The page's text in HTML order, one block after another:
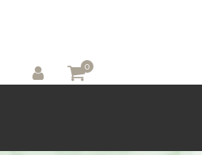
0